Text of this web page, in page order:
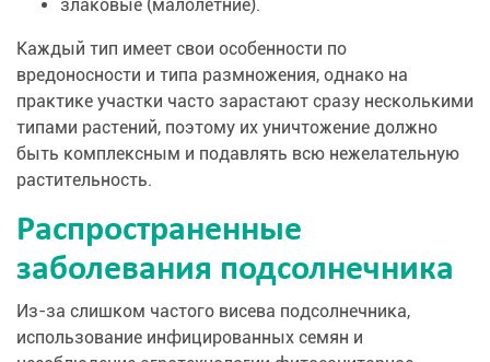
злаковые (малолетние).
Каждый тип имеет свои особенности по
вредоносности и типа размножения, однако на
практике участки часто зарастают сразу несколькими
типами растений, поэтому их уничтожение должно
быть комплексным и подавлять всю нежелательную
растительность.
Распространенные
заболевания подсолнечника
Из-за слишком частого висева подсолнечника,
использование инфицированных семян и